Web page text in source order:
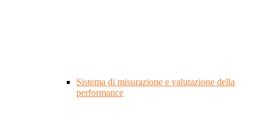
Sistema di misurazione e valutazione della
performance